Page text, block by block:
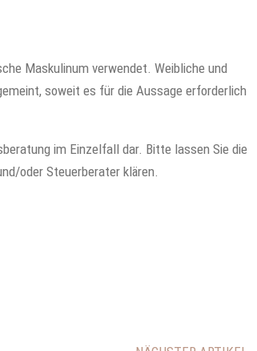
Maskulinum verwendet. Weibliche und
soweit es für die Aussage erforderlich
im Einzelfall dar. Bitte lassen Sie die
oder Steuerberater klären.